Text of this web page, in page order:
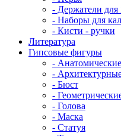
- Держатели для
- Наборы для
- Кисти - ручки
Литература
Гипсовые фигуры
-
-
- Бюст
-
- Голова
- Маска
- Статуя